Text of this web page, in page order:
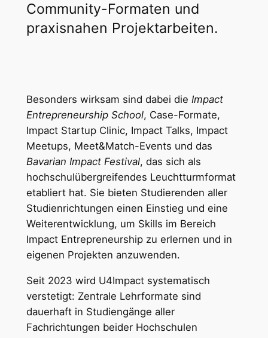
Community-Formaten und
praxisnahen Projektarbeiten.
Besonders wirksam sind dabei die Impact
Entrepreneurship School, Case-Formate,
Impact Startup Clinic, Impact Talks, Impact
Meetups, Meet&Match-Events und das
Bavarian Impact Festival, das sich als
hochschulübergreifendes Leuchtturmformat
etabliert hat. Sie bieten Studierenden aller
Studienrichtungen einen Einstieg und eine
Weiterentwicklung, um Skills im Bereich
Impact Entrepreneurship zu erlernen und in
eigenen Projekten anzuwenden.
Seit 2023 wird U4Impact systematisch
verstetigt: Zentrale Lehrformate sind
dauerhaft in Studiengänge aller
Fachrichtungen beider Hochschulen